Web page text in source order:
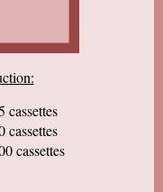
mes
Bien
suis très
septique vu
votre travail.
cassettes
cassettes
cassettes